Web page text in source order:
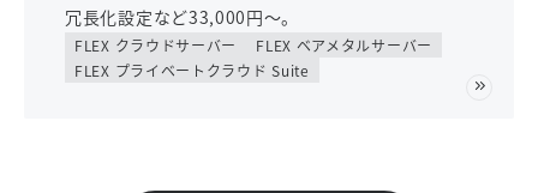
冗長化設定など33,000円～。
FLEX クラウドサーバー
FLEX ベアメタルサーバー
FLEX プライベートクラウド Suite